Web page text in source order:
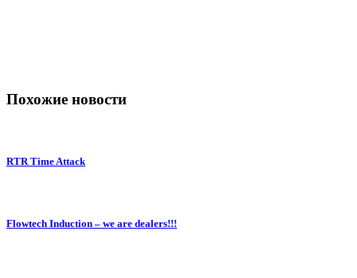
Похожие новости
RTR Time Attack
Flowtech Induction – we are dealers!!!